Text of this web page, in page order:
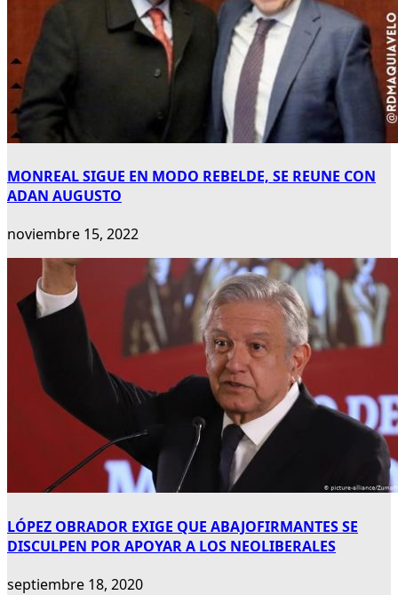
MONREAL SIGUE EN MODO REBELDE, SE REUNE CON
ADAN AUGUSTO
noviembre 15, 2022
LÓPEZ OBRADOR EXIGE QUE ABAJOFIRMANTES SE
DISCULPEN POR APOYAR A LOS NEOLIBERALES
septiembre 18, 2020